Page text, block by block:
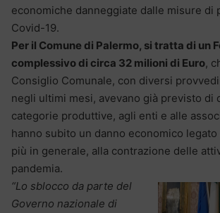
economiche danneggiate dalle misure di
Covid-19.
Per il Comune di Palermo, si tratta di un
complessivo di circa 32 milioni di Euro,
Consiglio Comunale, con diversi
negli ultimi mesi, avevano già previsto di
categorie produttive, agli enti e alle
hanno subito un danno economico
più in generale, alla contrazione delle
pandemia.
“Lo sblocco da parte del
Governo nazionale di